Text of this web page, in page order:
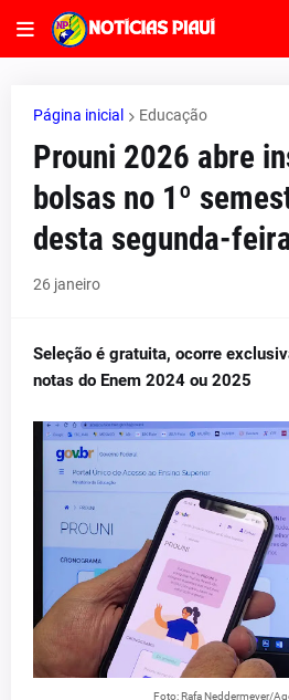
Página inicial Educação
Prouni 2026 abre
bolsas no 1º
desta segunda-
26 janeiro
Seleção é gratuita, ocorre
notas do Enem 2024 ou 2025
Foto: Rafa Neddermeyer/